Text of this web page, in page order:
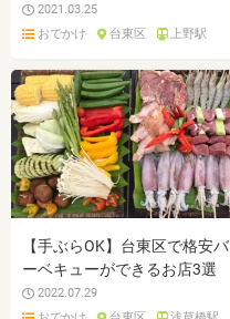
2021.03.25
おでかけ
台東区 上野駅
【手ぶらOK】台東区で格安バ
ーベキューができるお店3選
2022.07.29